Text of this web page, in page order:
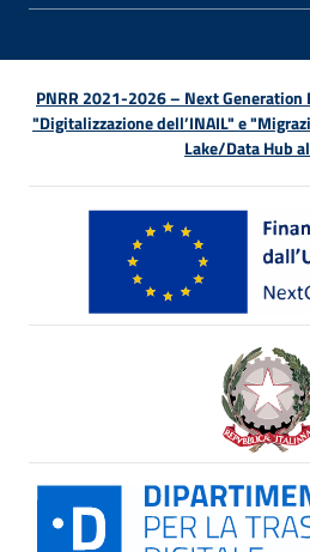
PNRR 2021-2026 – Next
"Digitalizzazione dell’INAIL" e
Lake/Data Hub